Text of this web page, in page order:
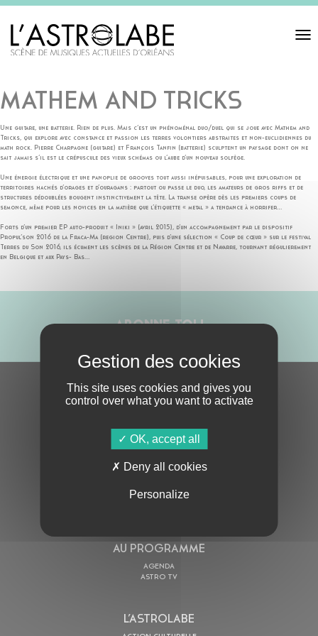
Toggle
MATHEM AND TRICKS
Une guitare, une batterie. Rien de plus. Mais c’est un phénoménal duo/duel qui se joue avec Mathem and
Tricks, qui explore avec constance et passion les terres volontiers abstraites et non-euclidiennes du
math rock. Pierre Charpagne (guitare) et François Tanfin (batterie) sculptent un paysage dont on ne
sait jamais s’il est le crépuscule des vieux schémas ou l’aube d’un nouveau solfège.
Une énergie électrique et une panoplie de grooves tout aussi inépuisables, pour une exploration de
territoires hachés d’orages et d’ouragans : partout ou passe le duo, les amateurs de gros riffs et de
structures dédoublées bougent instinctivement la tête. La transe opère dès les premiers coups de
semonce, même pour les novices en la matière que l’étiquette « metal » a tendance à horrifer…
Forts d’un premier EP auto-produit « Iniki » (avril 2015), d’un accompagnement par le dispositif
Propul’son 2016 de la Fraca-Ma (region Centre), puis d’une sélection « Coup de cœur » sur le festival
Terres du Son 2016, ils écument les scènes de la Région Centre et de Navarre, tournant régulierement
en Belgique et aux Pays- Bas…
ABONNE-TOI !
S'ABONNER À LA NEWSLETTER
En cochant cette case, j’accepte laPolitique de confidentialité
AU PROGRAMME
AGENDA
ASTRO TV
L’ASTROLABE
This site uses cookies and gives you
control over what you want to activate
OK, accept all
Deny all cookies
Personalize